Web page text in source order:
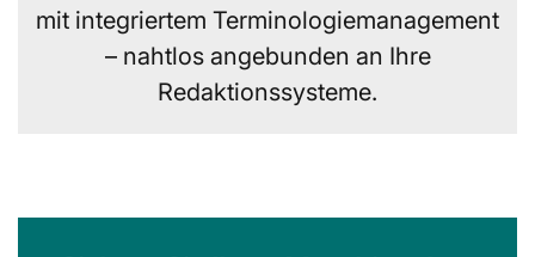
mit integriertem Terminologiemanagement
– nahtlos angebunden an Ihre
Redaktionssysteme.